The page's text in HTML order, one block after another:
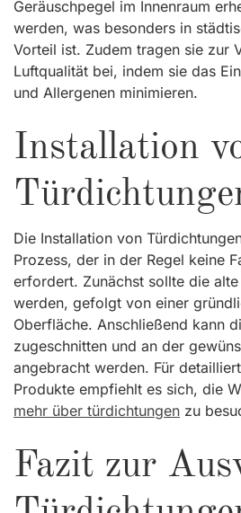
Geräuschpegel im Innenraum
werden, was besonders in
Vorteil ist. Zudem tragen sie zur
Luftqualität bei, indem sie das
und Allergenen minimieren.
Installation
Die Installation von
Prozess, der in der Regel keine
erfordert. Zunächst sollte die
werden, gefolgt von einer
Oberfläche. Anschließend kann
zugeschnitten und an der
angebracht werden. Für
Produkte empfiehlt es sich, die
mehr über türdichtungen zu
Fazit zur